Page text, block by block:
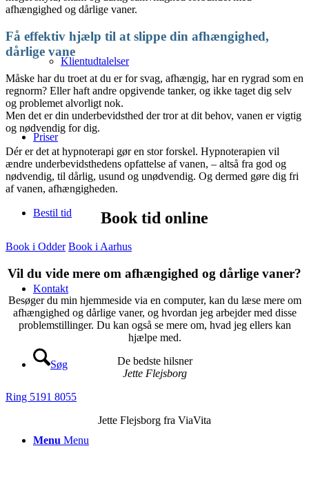
Klientudtalelser
Priser
Bestil tid
Kontakt
Søg
Menu Menu
afhængighed og dårlige vaner.
Få effektiv hjælp til at slippe din afhængighed,
dårlige vane
Måske har du troet at du er for svag, afhængig, har en rygrad som en
regnorm? Eller haft andre opgivende tanker, og ikke taget dig selv
og problemet alvorligt nok.
Men det er din underbevidsthed der tror at dit behov, vanen er vigtig
og nødvendig for dig.
Dér er det at hypnoterapi gør en stor forskel. Hypnoterapien vil
ændre underbevidsthedens opfattelse af vanen, – altså fra god og
nødvendig, til dårlig, usund og unødvendig. Og dermed gøre dig fri
af vanen, afhængigheden.
Book tid online
Book i Odder Book i Aarhus
Vil du vide mere om afhængighed og dårlige vaner?
Besøger du min hjemmeside via en computer, kan du læse mere om
afhængighed og dårlige vaner, og hvordan jeg arbejder med disse
problemstillinger. Du kan også se mere om, hvad jeg ellers kan
hjælpe med.
De bedste hilsner
Jette Flejsborg
Ring 5191 8055
Jette Flejsborg fra ViaVita